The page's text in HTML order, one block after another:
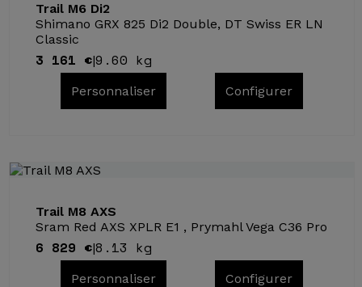
Trail M6 Di2
Shimano GRX 825 Di2 Double, DT Swiss ER LN
Classic
3 161 €|9.60 kg
Personnaliser Configurer
Trail M8 AXS
Sram Red AXS XPLR E1 , Prymahl Vega C36 Pro
6 829 €|8.13 kg
Personnaliser Configurer